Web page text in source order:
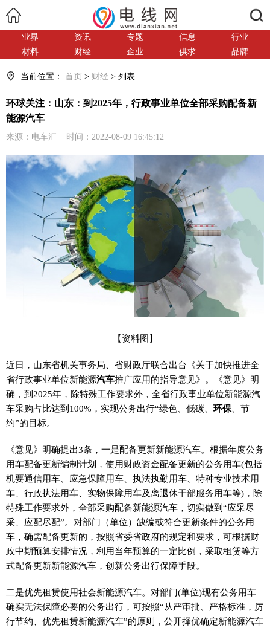
业界 资讯 专题 信息
行业
材料
财经 企业 供求 品牌
当前位置： 首页 > 财经 > 列表
环球关注：山东：到2025年，行政事业单位全部采购配备新
能源汽车
来源：电车汇 时间：2022-08-09 16:45:12
【资料图】
近日，山东省机关事务局、省财政厅联合出台《关于加快推进全
省行政事业单位新能源汽车推广应用的指导意见》。《意见》明
确，到2025年，除特殊工作要求外，全省行政事业单位新能源汽
车采购占比达到100%，实现公务出行“绿色、低碳、 环保 、节
约”的目标。
《意见》明确提出3条，一是配备更新新能源汽车。根据年度公务
用车配备更新编制计划，使用财政资金配备更新的公务用车(包括
机要通信用车、应急保障用车、执法执勤用车、特种专业技术用
车、行政执法用车、实物保障用车及离退休干部服务用车等)，除
特殊工作要求外，全部采购配备新能源汽车，切实做到“应采尽
采、应配尽配”。对部门（单位）缺编或符合更新条件的公务用
车，确需配备更新的，按照省委省政府的规定和要求，可根据财
政中期预算安排情况，利用当年预算的一定比例，采取租赁等方
式配备更新新能源汽车，创新公务出行保障手段。
二是优先租赁使用社会新能源汽车。对部门(单位)现有公务用车
确实无法保障必要的公务出行，可按照“从严审批、严格标准，厉
行节约、优先租赁新能源汽车”的原则，公开择优确定新能源汽车